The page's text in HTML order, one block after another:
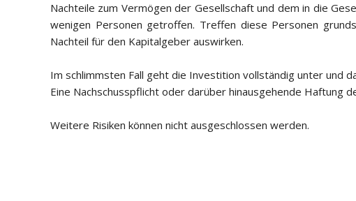
Nachteile zum Vermögen der Gesellschaft und dem in die
wenigen Personen getroffen. Treffen diese Personen
Nachteil für den Kapitalgeber auswirken.
Im schlimmsten Fall geht die Investition vollständig unter und
Eine Nachschusspflicht oder darüber hinausgehende Haftung
Weitere Risiken können nicht ausgeschlossen werden.